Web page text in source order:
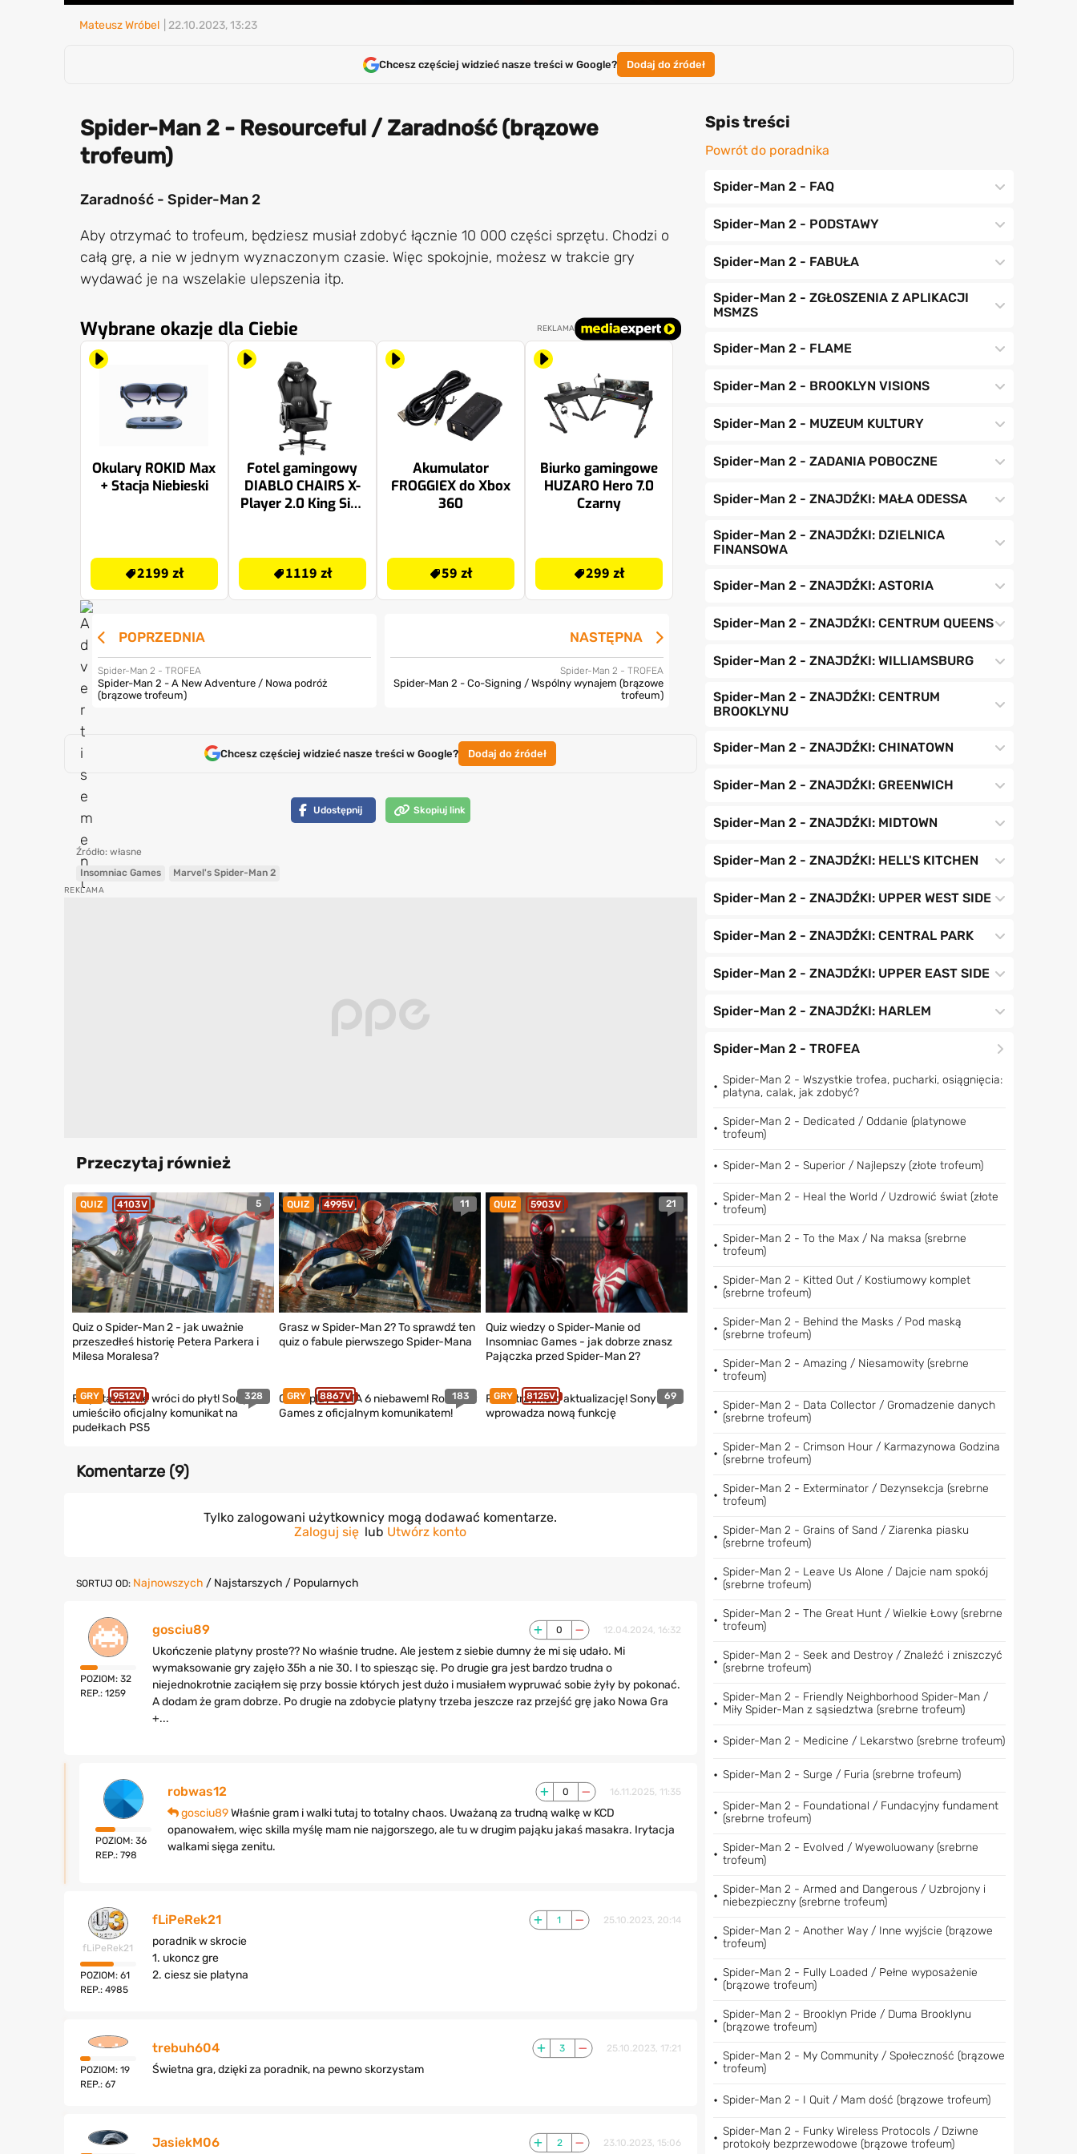
Mateusz Wróbel | 22.10.2023, 13:23
Chcesz częściej widzieć nasze treści w Google? Dodaj do źródeł
Spider-Man 2 - Resourceful / Zaradność (brązowe
trofeum)
Zaradność - Spider-Man 2
Aby otrzymać to trofeum, będziesz musiał zdobyć łącznie 10 000 części sprzętu. Chodzi o
całą grę, a nie w jednym wyznaczonym czasie. Więc spokojnie, możesz w trakcie gry
wydawać je na wszelakie ulepszenia itp.
Wybrane okazje dla Ciebie REKLAMA
Okulary ROKID Max
+ Stacja Niebieski
2199 zł
Fotel gamingowy
DIABLO CHAIRS X-
Player 2.0 King Size
1119 zł
Akumulator
FROGGIEX do Xbox
360
59 zł
Biurko gamingowe
HUZARO Hero 7.0
Czarny
299 zł
POPRZEDNIA
Spider-Man 2 - TROFEA
Spider-Man 2 - A New Adventure / Nowa podróż
(brązowe trofeum)
NASTĘPNA
Spider-Man 2 - TROFEA
Spider-Man 2 - Co-Signing / Wspólny wynajem (brązowe
trofeum)
Chcesz częściej widzieć nasze treści w Google? Dodaj do źródeł
Udostępnij Skopiuj link
Źródło: własne
Insomniac Games
Marvel's Spider-Man 2
Przeczytaj również
QUIZ 4103V 5
Quiz o Spider-Man 2 - jak uważnie
przeszedłeś historię Petera Parkera i
Milesa Moralesa?
QUIZ 4995V 11
Grasz w Spider-Man 2? To sprawdź ten
quiz o fabule pierwszego Spider-Mana
QUIZ 5903V 21
Quiz wiedzy o Spider-Manie od
Insomniac Games - jak dobrze znasz
Pajączka przed Spider-Man 2?
GRY 9512V 328
PlayStation nie wróci do płyt! Sony
umieściło oficjalny komunikat na
pudełkach PS5
GRY 8867V 183
Gameplay z GTA 6 niebawem! Rockstar
Games z oficjalnym komunikatem!
GRY 8125V 69
PS5 otrzymało aktualizację! Sony
wprowadza nową funkcję
Komentarze (9)
Tylko zalogowani użytkownicy mogą dodawać komentarze.
Zaloguj się lub Utwórz konto
SORTUJ OD: Najnowszych / Najstarszych / Popularnych
POZIOM: 32
REP.: 1259
gosciu89 0 12.04.2024, 16:32
Ukończenie platyny proste?? No właśnie trudne. Ale jestem z siebie dumny że mi się udało. Mi
wymaksowanie gry zajęło 35h a nie 30. I to spiesząc się. Po drugie gra jest bardzo trudna o
niejednokrotnie zaciąłem się przy bossie których jest dużo i musiałem wypruwać sobie żyły by pokonać.
A dodam że gram dobrze. Po drugie na zdobycie platyny trzeba jeszcze raz przejść grę jako Nowa Gra
+...
POZIOM: 36
REP.: 798
robwas12 0 16.11.2025, 11:35
gosciu89Właśnie gram i walki tutaj to totalny chaos. Uważaną za trudną walkę w KCD
opanowałem, więc skilla myślę mam nie najgorszego, ale tu w drugim pająku jakaś masakra. Irytacja
walkami sięga zenitu.
fLiPeRek21
POZIOM: 61
REP.: 4985
fLiPeRek21 1 25.10.2023, 20:14
poradnik w skrocie
1. ukoncz gre
2. ciesz sie platyna
POZIOM: 19
REP.: 67
trebuh604 3 25.10.2023, 17:21
Świetna gra, dzięki za poradnik, na pewno skorzystam
JasiekM06 2 23.10.2023, 15:06
Spis treści
Powrót do poradnika
Spider-Man 2 - FAQ
Spider-Man 2 - PODSTAWY
Spider-Man 2 - FABUŁA
Spider-Man 2 - ZGŁOSZENIA Z APLIKACJI
MSMZS
Spider-Man 2 - FLAME
Spider-Man 2 - BROOKLYN VISIONS
Spider-Man 2 - MUZEUM KULTURY
Spider-Man 2 - ZADANIA POBOCZNE
Spider-Man 2 - ZNAJDŹKI: MAŁA ODESSA
Spider-Man 2 - ZNAJDŹKI: DZIELNICA
FINANSOWA
Spider-Man 2 - ZNAJDŹKI: ASTORIA
Spider-Man 2 - ZNAJDŹKI: CENTRUM QUEENS
Spider-Man 2 - ZNAJDŹKI: WILLIAMSBURG
Spider-Man 2 - ZNAJDŹKI: CENTRUM
BROOKLYNU
Spider-Man 2 - ZNAJDŹKI: CHINATOWN
Spider-Man 2 - ZNAJDŹKI: GREENWICH
Spider-Man 2 - ZNAJDŹKI: MIDTOWN
Spider-Man 2 - ZNAJDŹKI: HELL'S KITCHEN
Spider-Man 2 - ZNAJDŹKI: UPPER WEST SIDE
Spider-Man 2 - ZNAJDŹKI: CENTRAL PARK
Spider-Man 2 - ZNAJDŹKI: UPPER EAST SIDE
Spider-Man 2 - ZNAJDŹKI: HARLEM
Spider-Man 2 - TROFEA
Spider-Man 2 - Wszystkie trofea, pucharki, osiągnięcia:
platyna, calak, jak zdobyć?
Spider-Man 2 - Dedicated / Oddanie (platynowe
trofeum)
Spider-Man 2 - Superior / Najlepszy (złote trofeum)
Spider-Man 2 - Heal the World / Uzdrowić świat (złote
trofeum)
Spider-Man 2 - To the Max / Na maksa (srebrne
trofeum)
Spider-Man 2 - Kitted Out / Kostiumowy komplet
(srebrne trofeum)
Spider-Man 2 - Behind the Masks / Pod maską
(srebrne trofeum)
Spider-Man 2 - Amazing / Niesamowity (srebrne
trofeum)
Spider-Man 2 - Data Collector / Gromadzenie danych
(srebrne trofeum)
Spider-Man 2 - Crimson Hour / Karmazynowa Godzina
(srebrne trofeum)
Spider-Man 2 - Exterminator / Dezynsekcja (srebrne
trofeum)
Spider-Man 2 - Grains of Sand / Ziarenka piasku
(srebrne trofeum)
Spider-Man 2 - Leave Us Alone / Dajcie nam spokój
(srebrne trofeum)
Spider-Man 2 - The Great Hunt / Wielkie Łowy (srebrne
trofeum)
Spider-Man 2 - Seek and Destroy / Znaleźć i zniszczyć
(srebrne trofeum)
Spider-Man 2 - Friendly Neighborhood Spider-Man /
Miły Spider-Man z sąsiedztwa (srebrne trofeum)
Spider-Man 2 - Medicine / Lekarstwo (srebrne trofeum)
Spider-Man 2 - Surge / Furia (srebrne trofeum)
Spider-Man 2 - Foundational / Fundacyjny fundament
(srebrne trofeum)
Spider-Man 2 - Evolved / Wyewoluowany (srebrne
trofeum)
Spider-Man 2 - Armed and Dangerous / Uzbrojony i
niebezpieczny (srebrne trofeum)
Spider-Man 2 - Another Way / Inne wyjście (brązowe
trofeum)
Spider-Man 2 - Fully Loaded / Pełne wyposażenie
(brązowe trofeum)
Spider-Man 2 - Brooklyn Pride / Duma Brooklynu
(brązowe trofeum)
Spider-Man 2 - My Community / Społeczność (brązowe
trofeum)
Spider-Man 2 - I Quit / Mam dość (brązowe trofeum)
Spider-Man 2 - Funky Wireless Protocols / Dziwne
protokoły bezprzewodowe (brązowe trofeum)